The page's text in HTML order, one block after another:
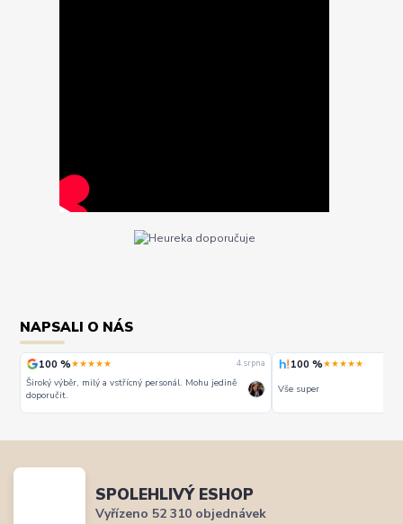
NAPSALI O NÁS
100 %★★★★★ 4. srpna
Široký výběr, milý a vstřícný personál. Mohu jedině
doporučit.
100 %★★★★★
Vše super
SPOLEHLIVÝ ESHOP
Vyřízeno 52 310 objednávek